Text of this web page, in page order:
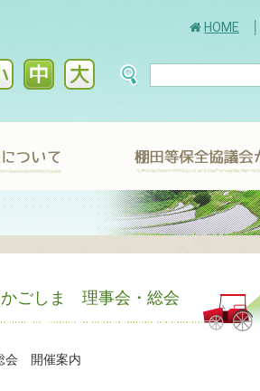
HOME
ごしま 理事会・総会
会 開催案内